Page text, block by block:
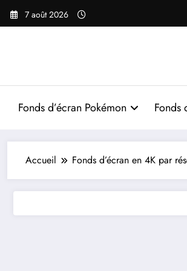
Aller
7 août 2026
Fonds d’écran Pokémon Fonds
Accueil Fonds d’écran en 4K par